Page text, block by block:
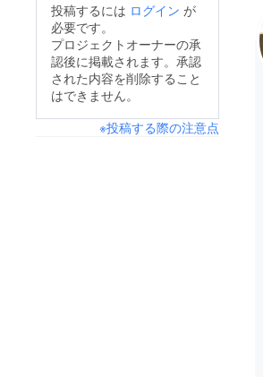
投稿するには ログイン が
必要です。
プロジェクトオーナーの承
認後に掲載されます。承認
された内容を削除すること
はできません。
※投稿する際の注意点